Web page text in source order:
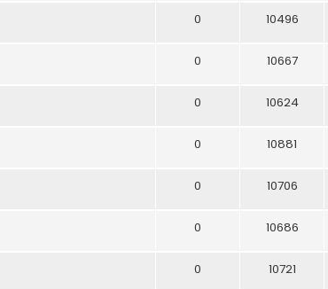
0 10496
0 10667
0 10624
0 10881
0 10706
0 10686
0 10721